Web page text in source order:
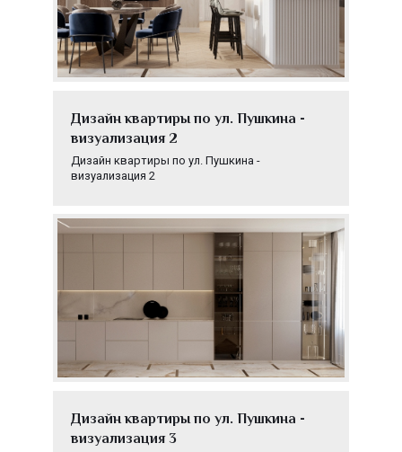
Дизайн квартиры по ул. Пушкина -
визуализация 2
Дизайн квартиры по ул. Пушкина -
визуализация 2
Дизайн квартиры по ул. Пушкина -
визуализация 3